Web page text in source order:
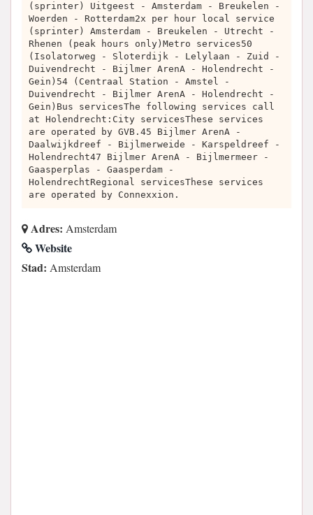
(sprinter) Uitgeest - Amsterdam - Breukelen -
Woerden - Rotterdam2x per hour local service
(sprinter) Amsterdam - Breukelen - Utrecht -
Rhenen (peak hours only)Metro services50
(Isolatorweg - Sloterdijk - Lelylaan - Zuid -
Duivendrecht - Bijlmer ArenA - Holendrecht -
Gein)54 (Centraal Station - Amstel -
Duivendrecht - Bijlmer ArenA - Holendrecht -
Gein)Bus servicesThe following services call
at Holendrecht:City servicesThese services
are operated by GVB.45 Bijlmer ArenA -
Daalwijkdreef - Bijlmerweide - Karspeldreef -
Holendrecht47 Bijlmer ArenA - Bijlmermeer -
Gaasperplas - Gaasperdam -
HolendrechtRegional servicesThese services
are operated by Connexxion.
Adres: Amsterdam
Website
Stad: Amsterdam